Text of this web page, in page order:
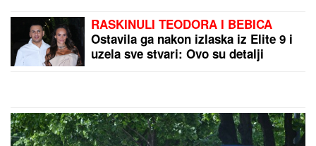
RASKINULI TEODORA I BEBICA
Ostavila ga nakon izlaska iz Elite 9 i
uzela sve stvari: Ovo su detalji